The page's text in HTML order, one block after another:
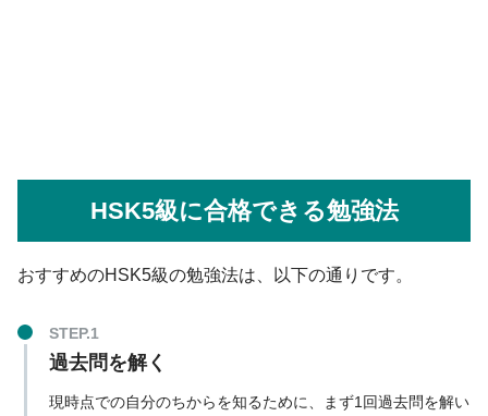
HSK5級に合格できる勉強法
おすすめのHSK5級の勉強法は、以下の通りです。
過去問を解く
現時点での自分のちからを知るために、まず1回過去問を解い